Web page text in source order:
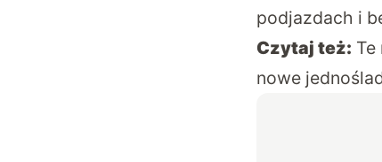
podjazdach i
Czytaj też:
nowe